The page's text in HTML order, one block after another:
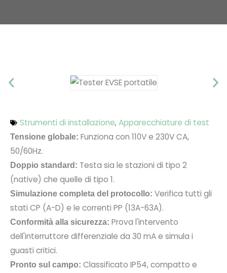
Strumenti di installazione,Apparecchiature di test
Tensione globale: Funziona con 110V e 230V CA,
50/60Hz.
Doppio standard: Testa sia le stazioni di tipo 2
(native) che quelle di tipo 1.
Simulazione completa del protocollo: Verifica tutti gli
stati CP (A-D) e le correnti PP (13A-63A).
Conformità alla sicurezza: Prova l'intervento
dell'interruttore differenziale da 30 mA e simula i
guasti critici.
Pronto sul campo: Classificato IP54, compatto e